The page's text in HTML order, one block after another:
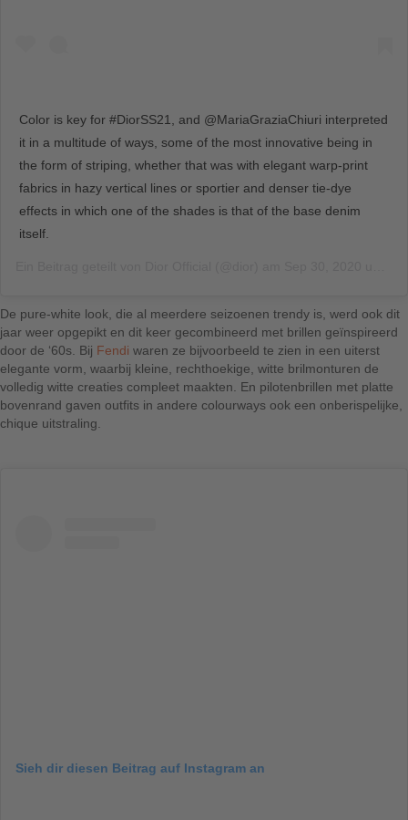
Color is key for #DiorSS21, and @MariaGraziaChiuri interpreted
it in a multitude of ways, some of the most innovative being in
the form of striping, whether that was with elegant warp-print
fabrics in hazy vertical lines or sportier and denser tie-dye
effects in which one of the shades is that of the base denim
itself.
De pure-white look, die al meerdere seizoenen trendy is, werd ook dit
jaar weer opgepikt en dit keer gecombineerd met brillen geïnspireerd
door de ‘60s. Bij Fendi waren ze bijvoorbeeld te zien in een uiterst
elegante vorm, waarbij kleine, rechthoekige, witte brilmonturen de
volledig witte creaties compleet maakten. En pilotenbrillen met platte
bovenrand gaven outfits in andere colourways ook een onberispelijke,
chique uitstraling.
Sieh dir diesen Beitrag auf Instagram an